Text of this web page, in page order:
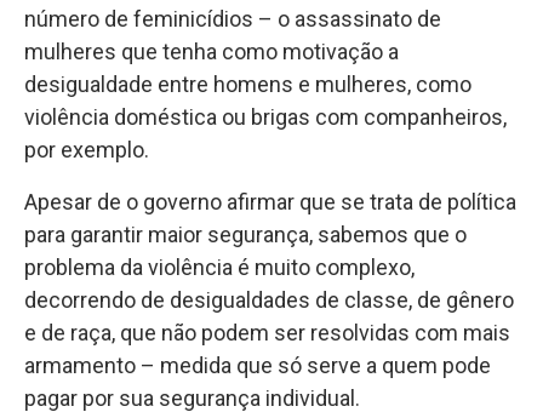
número de feminicídios – o assassinato de
mulheres que tenha como motivação a
desigualdade entre homens e mulheres, como
violência doméstica ou brigas com companheiros,
por exemplo.
Apesar de o governo afirmar que se trata de política
para garantir maior segurança, sabemos que o
problema da violência é muito complexo,
decorrendo de desigualdades de classe, de gênero
e de raça, que não podem ser resolvidas com mais
armamento – medida que só serve a quem pode
pagar por sua segurança individual.